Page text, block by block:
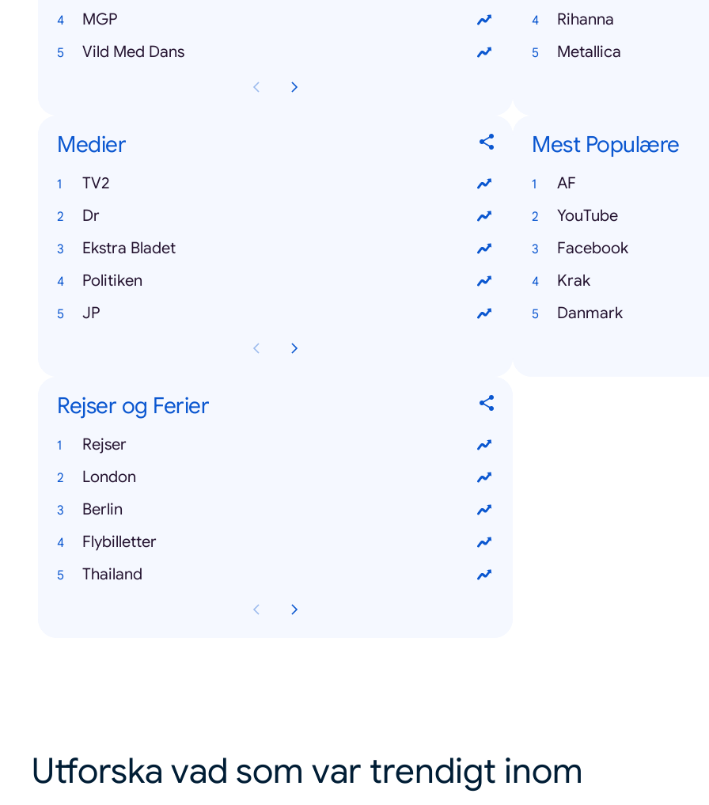
MGP
Vild Med Dans
Rihanna
Metallica
Medier
TV2
Dr
Ekstra Bladet
Politiken
JP
Mest Populære
AF
YouTube
Facebook
Krak
Danmark
Rejser og Ferier
Rejser
London
Berlin
Flybilletter
Thailand
Utforska vad som var trendigt inom